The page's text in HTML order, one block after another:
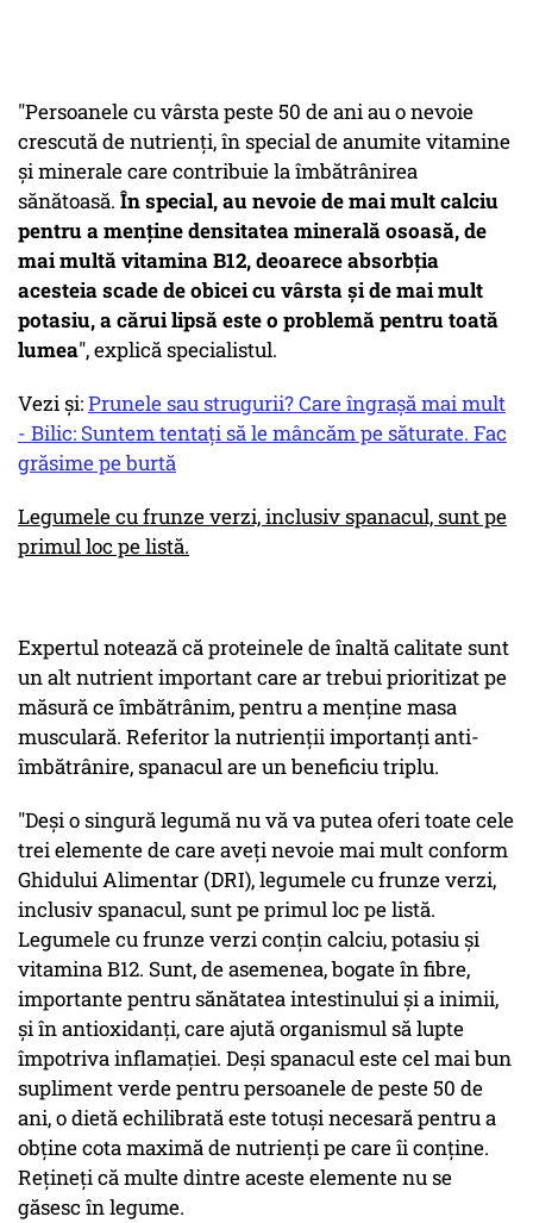
"Persoanele cu vârsta peste 50 de ani au o nevoie
crescută de nutrienţi, în special de anumite vitamine
şi minerale care contribuie la îmbătrânirea
sănătoasă. În special, au nevoie de mai mult calciu
pentru a menţine densitatea minerală osoasă, de
mai multă vitamina B12, deoarece absorbţia
acesteia scade de obicei cu vârsta şi de mai mult
potasiu, a cărui lipsă este o problemă pentru toată
lumea", explică specialistul.
Vezi și:Prunele sau strugurii? Care îngrașă mai mult
- Bilic: Suntem tentați să le mâncăm pe săturate. Fac
grăsime pe burtă
Legumele cu frunze verzi, inclusiv spanacul, sunt pe
primul loc pe listă.
Expertul notează că proteinele de înaltă calitate sunt
un alt nutrient important care ar trebui prioritizat pe
măsură ce îmbătrânim, pentru a menţine masa
musculară. Referitor la nutrienţii importanţi anti-
îmbătrânire, spanacul are un beneficiu triplu.
"Deşi o singură legumă nu vă va putea oferi toate cele
trei elemente de care aveţi nevoie mai mult conform
Ghidului Alimentar (DRI), legumele cu frunze verzi,
inclusiv spanacul, sunt pe primul loc pe listă.
Legumele cu frunze verzi conţin calciu, potasiu şi
vitamina B12. Sunt, de asemenea, bogate în fibre,
importante pentru sănătatea intestinului şi a inimii,
şi în antioxidanţi, care ajută organismul să lupte
împotriva inflamaţiei. Deşi spanacul este cel mai bun
supliment verde pentru persoanele de peste 50 de
ani, o dietă echilibrată este totuşi necesară pentru a
obţine cota maximă de nutrienţi pe care îi conţine.
Reţineţi că multe dintre aceste elemente nu se
găsesc în legume.